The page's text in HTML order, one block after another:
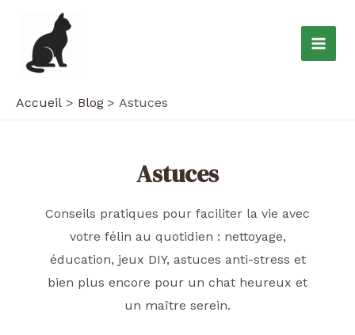
contenu
Accueil Blog Astuces
Astuces
Conseils pratiques pour faciliter la vie avec
votre félin au quotidien : nettoyage,
éducation, jeux DIY, astuces anti-stress et
bien plus encore pour un chat heureux et
un maître serein.